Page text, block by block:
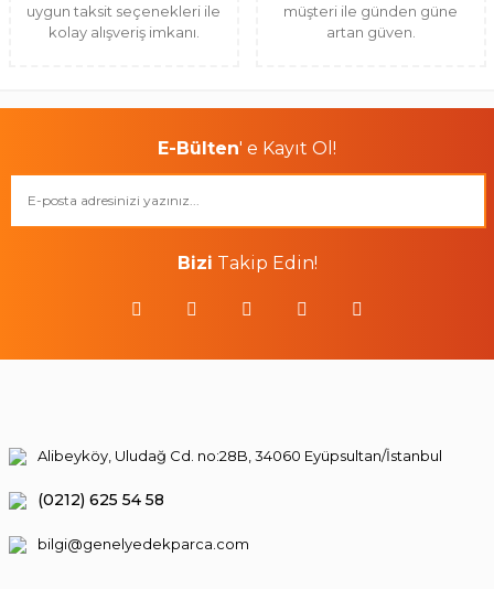
uygun taksit seçenekleri ile
kolay alışveriş imkanı.
müşteri ile günden güne
artan güven.
E-Bülten' e Kayıt Ol!
Bizi Takip Edin!
Alibeyköy, Uludağ Cd. no:28B, 34060 Eyüpsultan/İstanbul
(0212) 625 54 58
bilgi@genelyedekparca.com